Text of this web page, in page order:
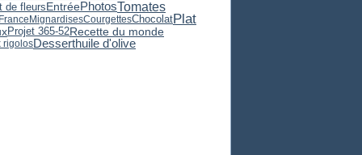
de fleursEntréePhotosTomates
MignardisesCourgettesChocolatPlat
Projet 365-52Recette du monde
rigolosDesserthuile d'olive